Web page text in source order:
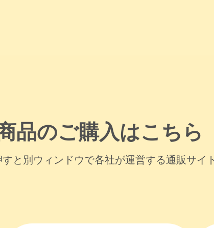
品のご購入はこちら
と別ウィンドウで各社が運営する通販サイ